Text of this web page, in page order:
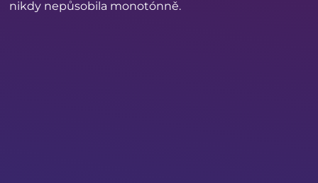
nikdy nepůsobila monotónně.